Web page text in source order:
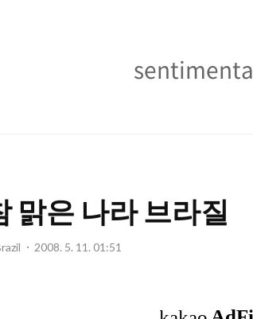
맑은 나라 브라질
2008. 5. 11. 01:51